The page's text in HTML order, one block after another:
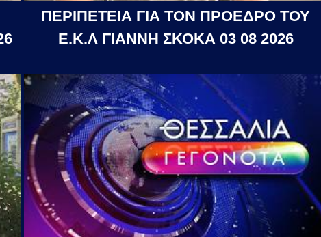
ΠΕΡΙΠΕΤΕΙΑ ΓΙΑ ΤΟΝ ΠΡΟΕΔΡΟ ΤΟΥ
Ε.Κ.Λ ΓΙΑΝΝΗ ΣΚΟΚΑ 03 08 2026